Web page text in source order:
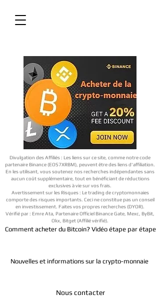
Comment acheter du Bitcoin? Vidéo étape par étape
Nouvelles et informations sur la crypto-monnaie
Nous contacter
Divulgation des Affiliés : Les liens sur ce site, comme notre code
partenaire Binance (EOS7XRBM), peuvent être des liens d'affiliation.
En les utilisant, vous soutenez nos recherches indépendantes sans
aucun coût supplémentaire, tout en bénéficiant de réductions
exclusives à vie sur vos frais.
Avertissement sur les Risques : Le trading de cryptomonnaies
comporte des risques importants. Ceci ne constitue pas un conseil
en investissement. Faites vos propres recherches (DYOR).
Vérifié par : Emre Ata, Partenaire Officiel Binance Gate, Mexc, ByBit,
Okx, Bitget (Affilié vérifié).